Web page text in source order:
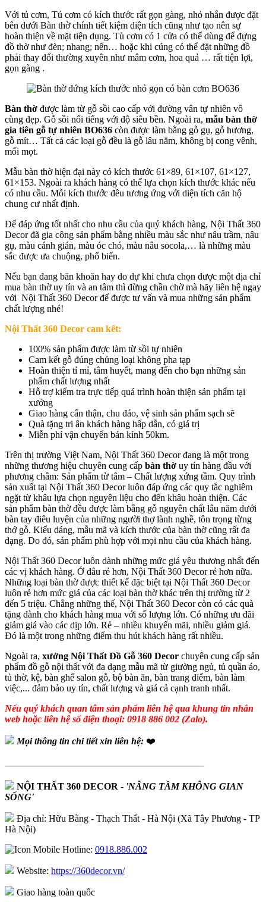
Với tủ cơm, Tủ cơm có kích thước rất gọn gàng, nhỏ nhắn được đặt
bên dưới Bàn thờ chính tiết kiệm diện tích cũng như tạo nên sự
hoàn thiện về mặt tiện dụng. Tủ cơm có 1 cửa có thể dùng để đựng
đồ thờ như đèn; nhang; nến… hoặc khi cúng có thể đặt những đồ
phải thay đổi thường xuyên như mâm cơm, hoa quả … rất tiện lợi,
gọn gàng .
Bàn thờ được làm từ gỗ sồi cao cấp với đường vân tự nhiên vô
cùng đẹp. Gỗ sồi nổi tiếng với độ siêu bền. Ngoài ra, mẫu bàn thờ
gia tiên gỗ tự nhiên BO636 còn được làm bằng gỗ gụ, gỗ hương,
gỗ mít… Tất cả các loại gỗ đều là gỗ lâu năm, không bị cong vênh,
mối mọt.
Mẫu bàn thờ hiện đại này có kích thước 61×89, 61×107, 61×127,
61×153. Ngoài ra khách hàng có thể lựa chọn kích thước khác nếu
có nhu cầu. Mỗi kích thước đều tương ứng với diện tích căn hộ
chung cư nhất định.
Để đáp ứng tốt nhất cho nhu cầu của quý khách hàng, Nội Thất 360
Decor đã gia công sản phẩm bằng nhiều màu sắc như nâu trầm, nâu
gụ, màu cánh gián, màu óc chó, màu nâu socola,… là những màu
sắc được ưa chuộng, phổ biến.
Nếu bạn đang băn khoăn hay do dự khi chưa chọn được một địa chỉ
mua bàn thờ uy tín và an tâm thì đừng chần chờ mà hãy liên hệ ngay
với Nội Thất 360 Decor để được tư vấn và mua những sản phẩm
chất lượng nhé!
Nội Thất 360 Decor cam kết:
100% sản phẩm được làm từ sồi tự nhiên
Cam kết gỗ đúng chủng loại không pha tạp
Hoàn thiện tỉ mỉ, tâm huyết, mang đến cho bạn những sản
phẩm chất lượng nhất
Hỗ trợ kiểm tra trực tiếp quá trình hoàn thiện sản phẩm tại
xưởng
Giao hàng cẩn thận, chu đáo, vệ sinh sản phẩm sạch sẽ
Quà tặng tri ân khách hàng hấp dẫn, có giá trị
Miễn phí vận chuyển bán kính 50km.
Trên thị trường Việt Nam, Nội Thất 360 Decor đang là một trong
những thương hiệu chuyên cung cấp bàn thờ uy tín hàng đầu với
phương châm: Sản phẩm từ tâm – Chất lượng xứng tầm. Quy trình
sản xuất tại Nội Thất 360 Decor luôn đáp ứng các quy tắc nghiêm
ngặt từ khâu lựa chọn nguyên liệu cho đến khâu hoàn thiện. Các
sản phẩm bàn thờ đều được làm bằng gỗ nguyên chất lâu năm dưới
bàn tay điêu luyện của những người thợ lành nghề, tôn trọng từng
thớ gỗ. Kiểu dáng, mẫu mã và kích thước của bàn thờ cũng rất đa
dạng. Do đó, sản phẩm phù hợp với mọi nhu cầu của khách hàng.
Nội Thất 360 Decor luôn dành những mức giá yêu thương nhất đến
các vị khách hàng. Ở đâu rẻ hơn, Nội Thất 360 Decor rẻ hơn nữa.
Những loại bàn thờ được thiết kế đặc biệt tại Nội Thất 360 Decor
luôn rẻ hơn mức giá của các loại bàn thờ khác trên thị trường từ 2
đến 5 triệu. Chẳng những thế, Nội Thất 360 Decor còn có các quà
tặng dành cho khách hàng mua với số lượng lớn. Có những ưu đãi
giảm giá vào các dịp lớn. Rẻ – nhiều khuyến mãi, nhiều giảm giá.
Đó là một trong những điểm thu hút khách hàng rất nhiều.
Ngoài ra, xưởng Nội Thất Đồ Gỗ 360 Decor chuyên cung cấp sản
phẩm đồ gỗ nội thất với đa dạng mẫu mã từ giường ngủ, tủ quần áo,
tủ thờ, kệ, bàn ghế salon gỗ, bộ bàn ăn, bàn trang điểm, bàn làm
việc,... đảm bảo uy tín, chất lượng và giá cả cạnh tranh nhất.
Nếu quý khách quan tâm sản phẩm liên hệ qua khung tin nhắn
web hoặc liên hệ số điện thoại: 0918 886 002 (Zalo).
Mọi thông tin chi tiết xin liên hệ: ❤️
—————————————————————
NỘI THẤT 360 DECOR - 'NÂNG TẦM KHÔNG GIAN
SỐNG'
Địa chỉ: Hữu Bằng - Thạch Thất - Hà Nội (Xã Tây Phương - TP
Hà Nội)
Hotline: 0918.886.002
Website: https://360decor.vn/
Giao hàng toàn quốc